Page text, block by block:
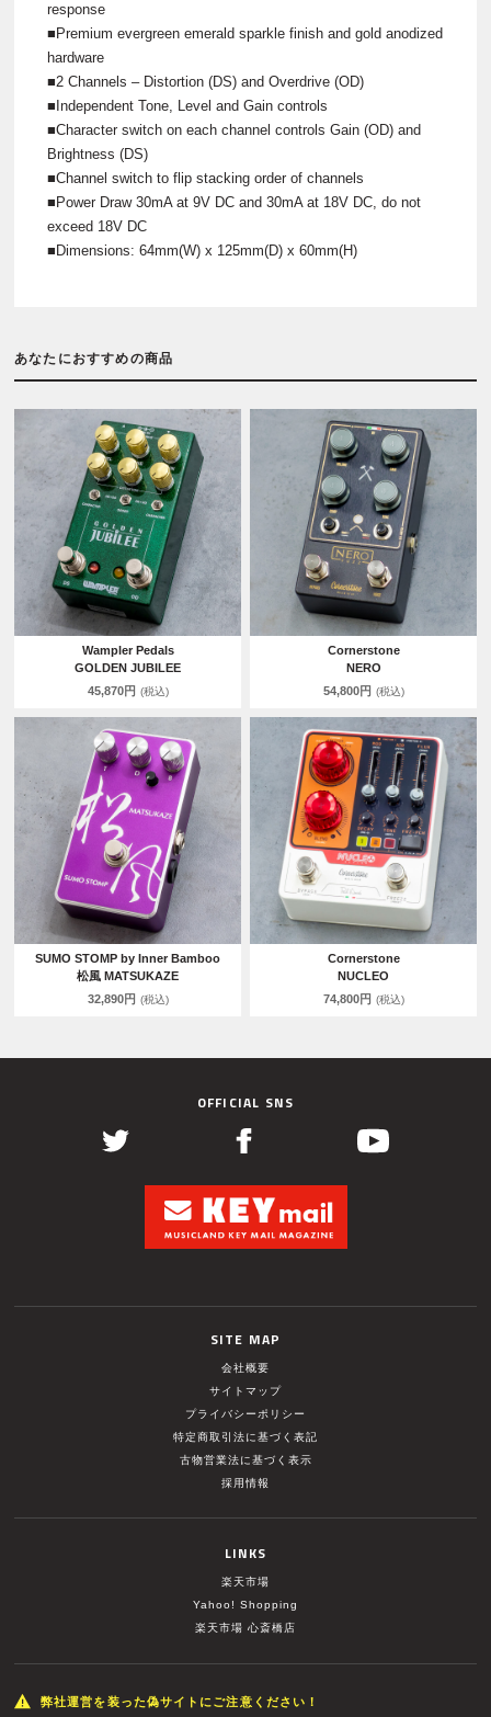
response
■Premium evergreen emerald sparkle finish and gold anodized
hardware
■2 Channels – Distortion (DS) and Overdrive (OD)
■Independent Tone, Level and Gain controls
■Character switch on each channel controls Gain (OD) and
Brightness (DS)
■Channel switch to flip stacking order of channels
■Power Draw 30mA at 9V DC and 30mA at 18V DC, do not
exceed 18V DC
■Dimensions: 64mm(W) x 125mm(D) x 60mm(H)
あなたにおすすめの商品
Wampler Pedals
GOLDEN JUBILEE
45,870円 (税込)
Cornerstone
NERO
54,800円 (税込)
SUMO STOMP by Inner Bamboo
松風 MATSUKAZE
32,890円 (税込)
Cornerstone
NUCLEO
74,800円 (税込)
OFFICIAL SNS
SITE MAP
会社概要
サイトマップ
プライバシーポリシー
特定商取引法に基づく表記
古物営業法に基づく表示
採用情報
LINKS
楽天市場
Yahoo! Shopping
楽天市場 心斎橋店
弊社運営を装った偽サイトにご注意ください！